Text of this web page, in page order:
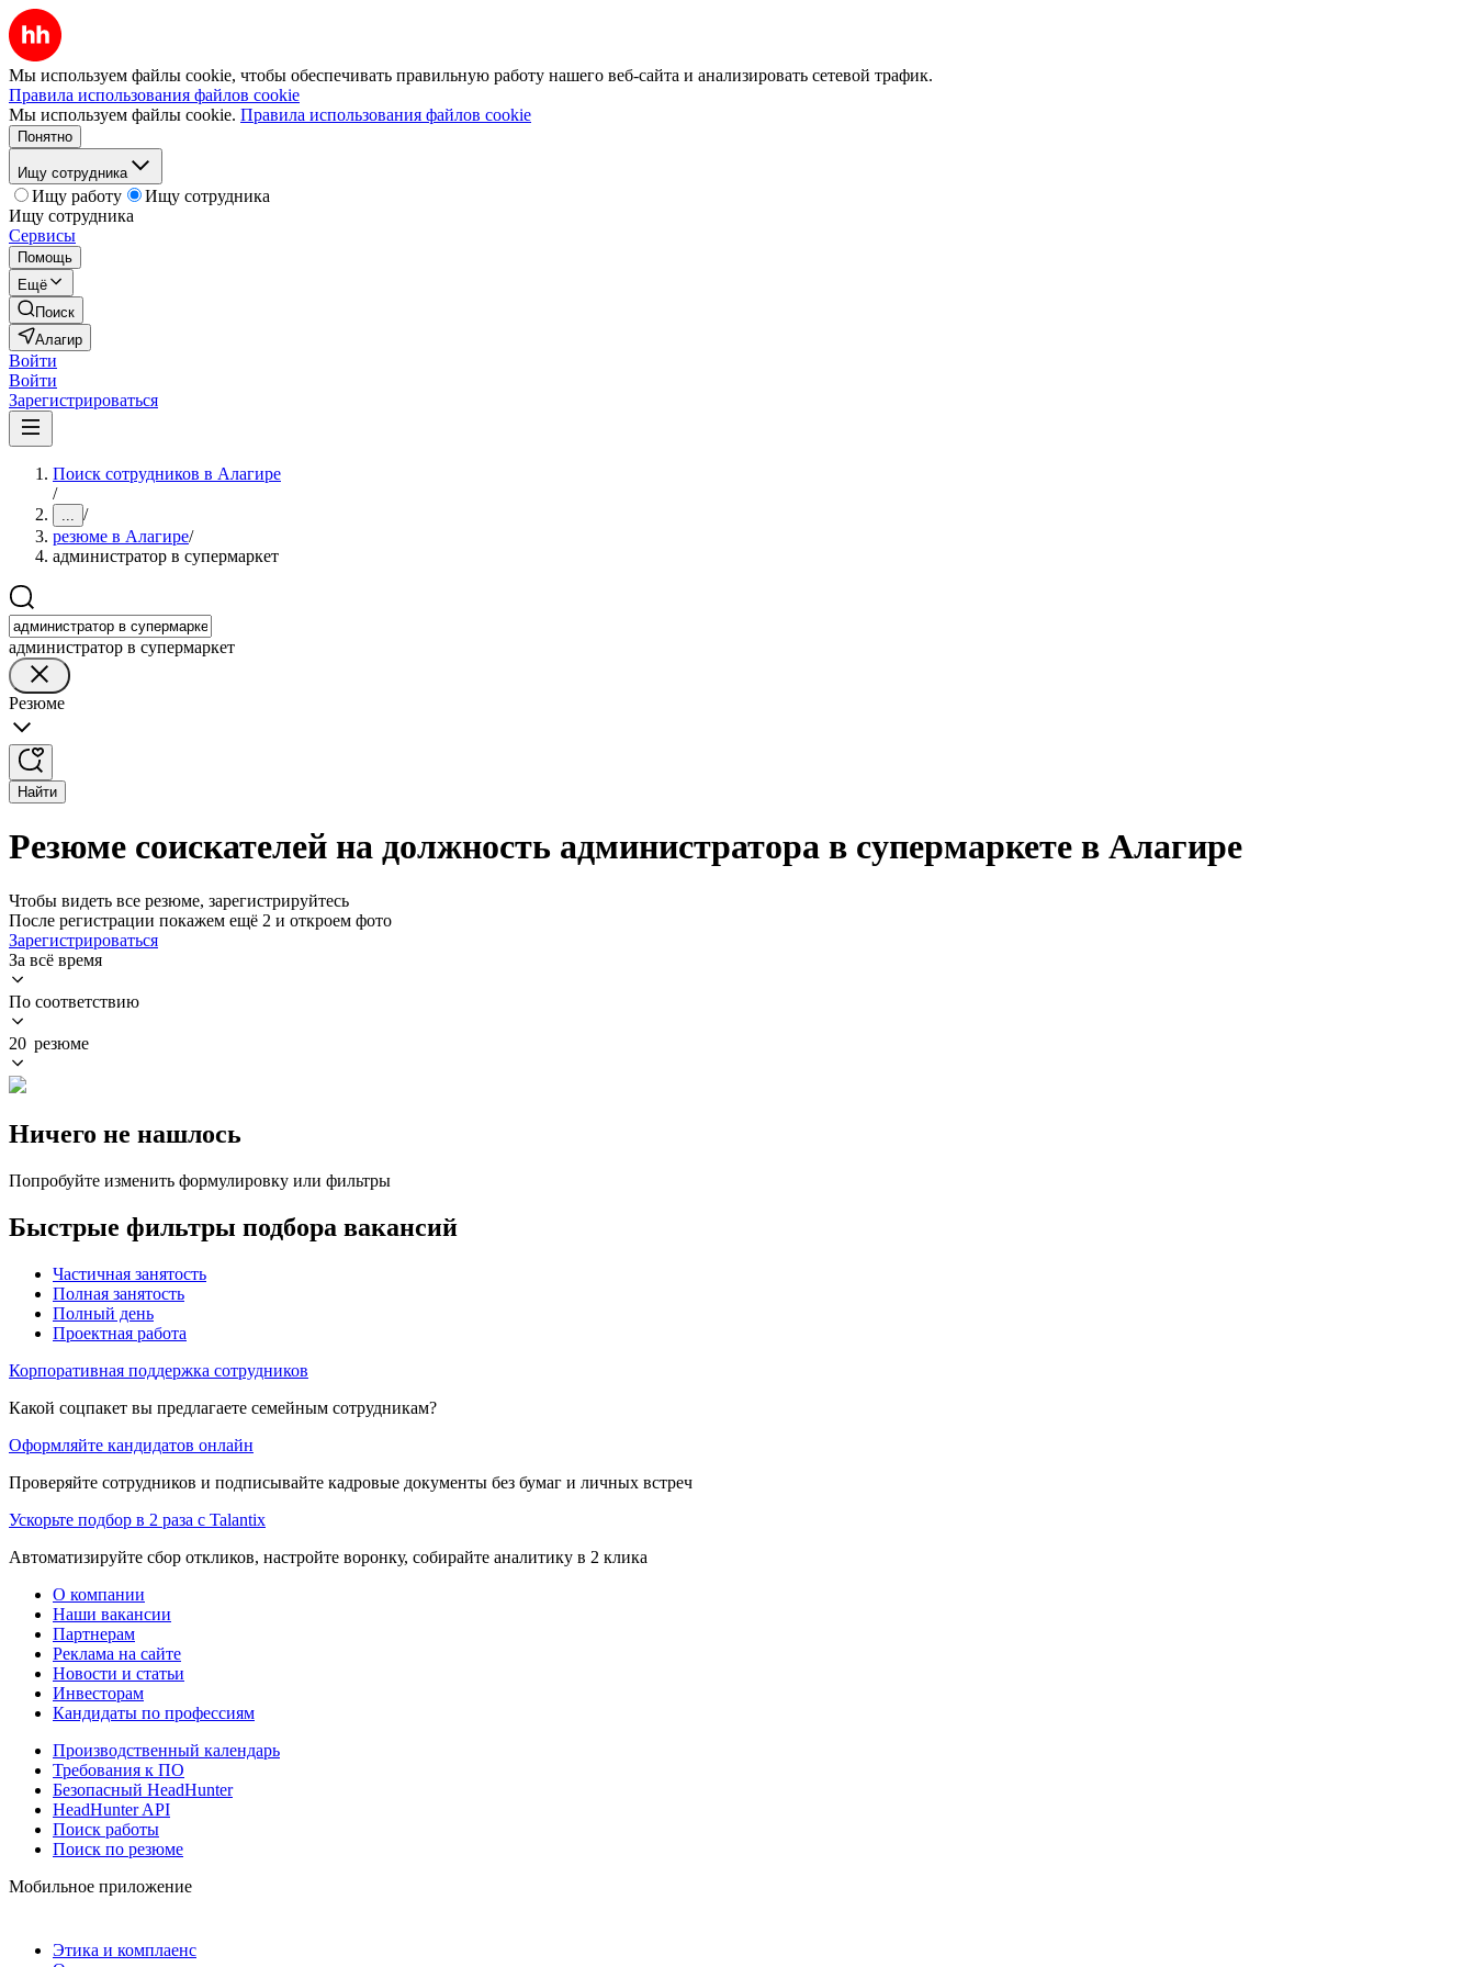
Мы используем файлы cookie, чтобы обеспечивать правильную работу нашего веб-сайта и анализировать сетевой трафик.
Правила использования файлов cookie
Мы используем файлы cookie. Правила использования файлов cookie
Понятно
Ищу сотрудника
Ищу работу
Ищу сотрудника
Ищу сотрудника
Сервисы
Помощь
Ещё
Поиск
Алагир
Войти
Войти
Зарегистрироваться
Поиск сотрудников в Алагире
/
... /
резюме в Алагире/
администратор в супермаркет
администратор в супермаркет
Резюме
Найти
Резюме соискателей на должность администратора в супермаркете в Алагире
Чтобы видеть все резюме, зарегистрируйтесь
После регистрации покажем ещё 2 и откроем фото
Зарегистрироваться
За всё время
По соответствию
20 резюме
Ничего не нашлось
Попробуйте изменить формулировку или фильтры
Быстрые фильтры подбора вакансий
Частичная занятость
Полная занятость
Полный день
Проектная работа
Корпоративная поддержка сотрудников
Какой соцпакет вы предлагаете семейным сотрудникам?
Оформляйте кандидатов онлайн
Проверяйте сотрудников и подписывайте кадровые документы без бумаг и личных встреч
Ускорьте подбор в 2 раза с Talantix
Автоматизируйте сбор откликов, настройте воронку, собирайте аналитику в 2 клика
О компании
Наши вакансии
Партнерам
Реклама на сайте
Новости и статьи
Инвесторам
Кандидаты по профессиям
Производственный календарь
Требования к ПО
Безопасный HeadHunter
HeadHunter API
Поиск работы
Поиск по резюме
Мобильное приложение
Этика и комплаенс